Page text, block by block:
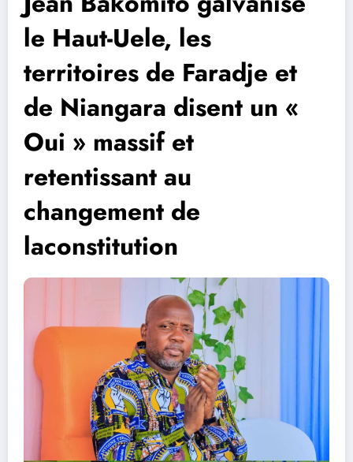
le Haut-Uele, les
territoires de Faradje et
de Niangara disent un «
Oui » massif et
retentissant au
changement de
laconstitution